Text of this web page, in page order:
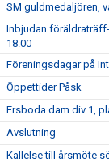
SM guldmedaljören,
Inbjudan
18.00
Föreningsdagar på
Öppettider Påsk
Ersboda dam div 1,
Avslutning
Kallelse till årsmöte